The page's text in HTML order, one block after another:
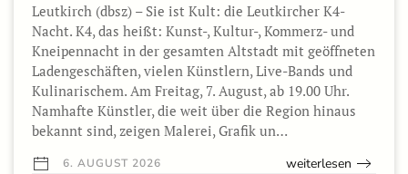
Leutkirch (dbsz) – Sie ist Kult: die Leutkircher K4-
Nacht. K4, das heißt: Kunst-, Kultur-, Kommerz- und
Kneipennacht in der gesamten Altstadt mit geöffneten
Ladengeschäften, vielen Künstlern, Live-Bands und
Kulinarischem. Am Freitag, 7. August, ab 19.00 Uhr.
Namhafte Künstler, die weit über die Region hinaus
bekannt sind, zeigen Malerei, Grafik un…
6. AUGUST 2026 weiterlesen